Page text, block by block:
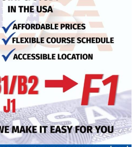
রেললাইন কাটা, গাড়িতে আগুন—এ
কোন রাজনীতি, প্রশ্ন তথ্যমন্ত্রীর
আমরা প্রতিদ্বন্দ্বিতাপূর্ণ নির্বাচন চাই: না‌ছিম
পাকিস্তানে থানায় ‘আত্মঘাতী’ হামলায়
নিহত ৬, আহত ২৫